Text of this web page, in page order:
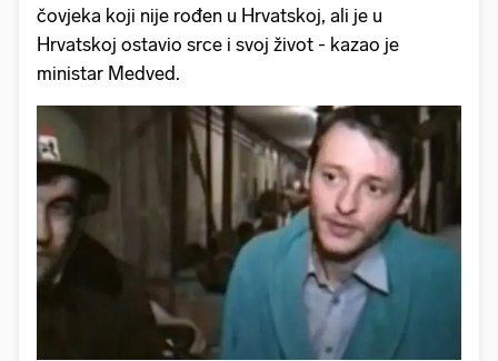
čovjeka koji nije rođen u Hrvatskoj, ali je u
Hrvatskoj ostavio srce i svoj život - kazao je
ministar Medved.